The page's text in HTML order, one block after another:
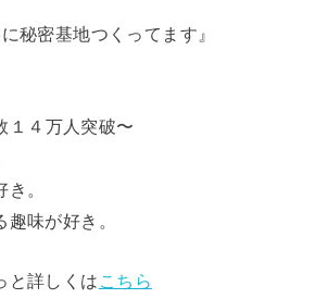
秘密基地つくってます』
１４万人突破〜
。
趣味が好き。
と詳しくは こちら